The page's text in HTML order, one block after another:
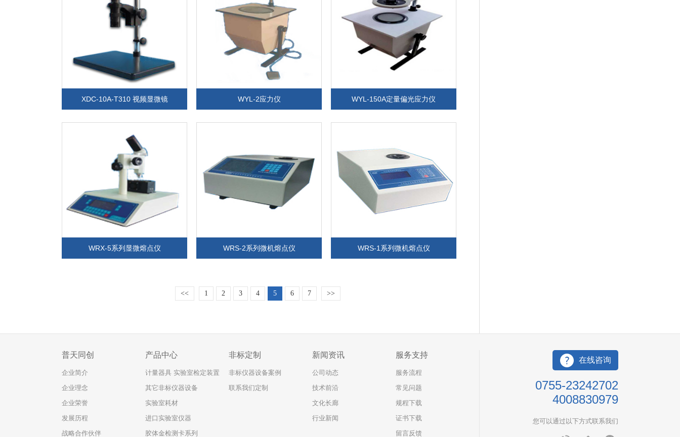
XDC-10A-T310 视频显微镜 WYL-2应力仪 WYL-150A定量偏光应力仪
WRX-5系列显微熔点仪 WRS-2系列微机熔点仪 WRS-1系列微机熔点仪
<< 1 2 3 4 5 6 7 >>
普天同创
企业简介
企业理念
企业荣誉
发展历程
战略合作伙伴
产品中心
计量器具 实验室检定装置
其它非标仪器设备
实验室耗材
进口实验室仪器
胶体金检测卡系列
非标定制
非标仪器设备案例
联系我们定制
新闻资讯
公司动态
技术前沿
文化长廊
行业新闻
服务支持
服务流程
常见问题
规程下载
证书下载
留言反馈
在线咨询
0755-23242702
4008830979
您可以通过以下方式联系我们